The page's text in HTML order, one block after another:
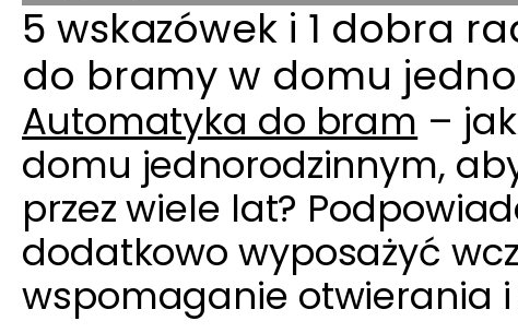
5 wskazówek i 1 dobra
do bramy w domu
Automatyka do bram –
domu jednorodzinnym,
przez wiele lat?
dodatkowo wyposażyć
wspomaganie otwierania